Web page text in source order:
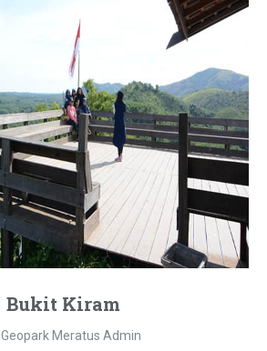
Bukit Kiram
Geopark Meratus Admin